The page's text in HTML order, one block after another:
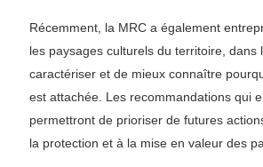
Récemment, la MRC a également
les paysages culturels du territoire, dans
caractériser et de mieux connaître
est attachée. Les recommandations qui
permettront de prioriser de futures
la protection et à la mise en valeur des